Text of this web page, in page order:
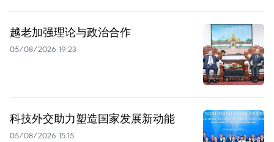
越老加强理论与政治合作
05/08/2026 19:23
科技外交助力塑造国家发展新动能
05/08/2026 15:15